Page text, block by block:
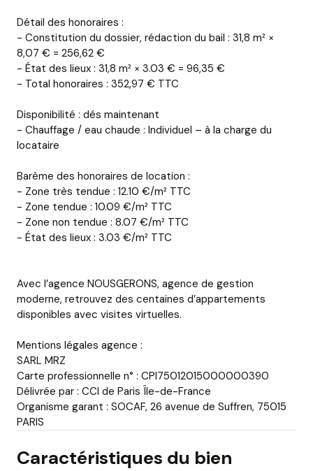
Détail des honoraires :
- Constitution du dossier, rédaction du bail : 31,8 m² ×
8,07 € = 256,62 €
- État des lieux : 31,8 m² × 3.03 € = 96,35 €
- Total honoraires : 352,97 € TTC
Disponibilité : dés maintenant
- Chauffage / eau chaude : Individuel – à la charge du
locataire
Barème des honoraires de location :
- Zone très tendue : 12.10 €/m² TTC
- Zone tendue : 10.09 €/m² TTC
- Zone non tendue : 8.07 €/m² TTC
- État des lieux : 3.03 €/m² TTC
Avec l’agence NOUSGERONS, agence de gestion
moderne, retrouvez des centaines d’appartements
disponibles avec visites virtuelles.
Mentions légales agence :
SARL MRZ
Carte professionnelle n° : CPI75012015000000390
Délivrée par : CCI de Paris Île-de-France
Organisme garant : SOCAF, 26 avenue de Suffren, 75015
PARIS
Caractéristiques du bien